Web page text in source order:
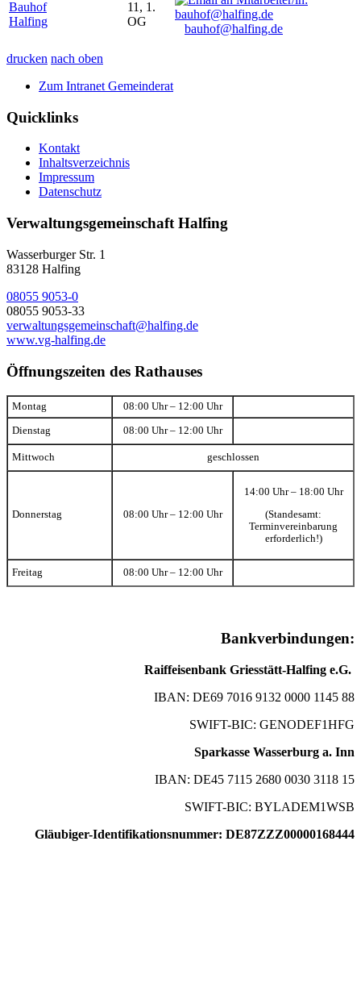
Bauhof
Halfing
11, 1.
OG
bauhof@halfing.de
drucken nach oben
Zum Intranet Gemeinderat
Quicklinks
Kontakt
Inhaltsverzeichnis
Impressum
Datenschutz
Verwaltungsgemeinschaft Halfing
Wasserburger Str. 1
83128 Halfing
08055 9053-0
08055 9053-33
verwaltungsgemeinschaft@halfing.de
www.vg-halfing.de
Öffnungszeiten des Rathauses
Montag 08:00 Uhr – 12:00 Uhr
Dienstag 08:00 Uhr – 12:00 Uhr
Mittwoch geschlossen
Donnerstag 08:00 Uhr – 12:00 Uhr
14:00 Uhr – 18:00 Uhr
(Standesamt:
Terminvereinbarung
erforderlich!)
Freitag 08:00 Uhr – 12:00 Uhr
Bankverbindungen:
Raiffeisenbank Griesstätt-Halfing e.G.
IBAN: DE69 7016 9132 0000 1145 88
SWIFT-BIC: GENODEF1HFG
Sparkasse Wasserburg a. Inn
IBAN: DE45 7115 2680 0030 3118 15
SWIFT-BIC: BYLADEM1WSB
Gläubiger-Identifikationsnummer: DE87ZZZ00000168444